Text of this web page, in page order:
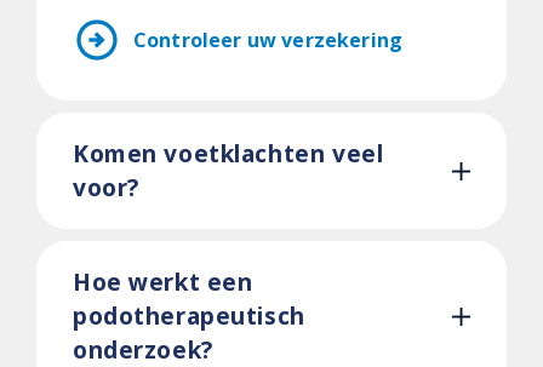
arrow_circle_right Controleer uw verzekering
Komen voetklachten veel
voor?
Hoe werkt een
podotherapeutisch
onderzoek?